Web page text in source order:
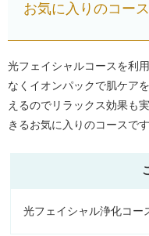
お気に入りのコー
光フェイシャルコースを利
なくイオンパックで肌ケア
えるのでリラックス効果も
きるお気に入りのコースです
光フェイシャル浄化コー